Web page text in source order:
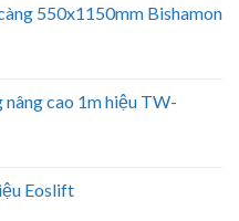
550x1150mm Bishamon
cao 1m hiệu TW-
Eoslift